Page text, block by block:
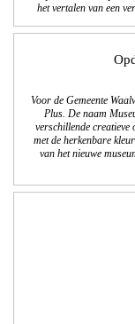
het vertalen van een
Voor de Gemeente
Plus. De naam
verschillende creatieve
met de herkenbare
van het nieuwe